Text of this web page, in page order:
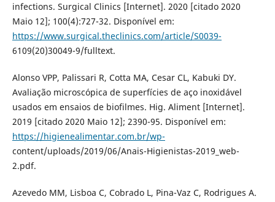
infections. Surgical Clinics [Internet]. 2020 [citado 2020
Maio 12]; 100(4):727-32. Disponível em:
https://www.surgical.theclinics.com/article/S0039-
6109(20)30049-9/fulltext.
Alonso VPP, Palissari R, Cotta MA, Cesar CL, Kabuki DY.
Avaliação microscópica de superfícies de aço inoxidável
usados em ensaios de biofilmes. Hig. Aliment [Internet].
2019 [citado 2020 Maio 12]; 2390-95. Disponível em:
https://higienealimentar.com.br/wp-
content/uploads/2019/06/Anais-Higienistas-2019_web-
2.pdf.
Azevedo MM, Lisboa C, Cobrado L, Pina-Vaz C, Rodrigues A.